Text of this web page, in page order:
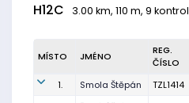
H12C 3.00 km, 110 m, 9 kontrol
MÍSTO JMÉNO
REG.
ČÍSLO
1. Smola Štěpán TZL1414